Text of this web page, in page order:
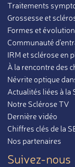
Traitements
Grossesse et
Formes et
Communauté
IRM et sclérose en
À la rencontre des
Névrite optique
Actualités liées à la
Notre Sclérose TV
Dernière vidéo
Chiffres clés de la
Nos partenaires
Suivez-nous